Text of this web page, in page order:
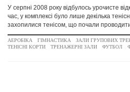
У серпні 2008 року відбулось урочисте
час, у комплексі було лише декілька
захопилися тенісом, що почали
АЕРОБІКА ГІМНАСТИКА ЗАЛИ ГРУПОВИХ
ТЕНІСНІ КОРТИ
ТРЕНАЖЕРНІ ЗАЛИ ФУТБОЛ